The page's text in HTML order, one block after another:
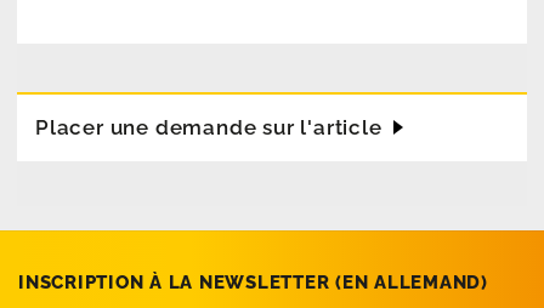
Placer une demande sur l'article
INSCRIPTION À LA NEWSLETTER (EN­ ALLEMAND)